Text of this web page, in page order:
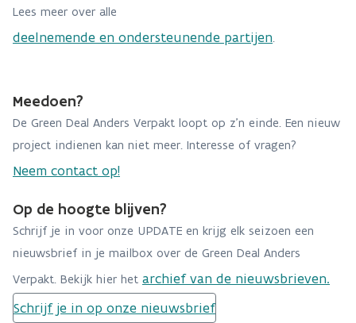
Lees meer over alle
deelnemende en ondersteunende partijen.
Meedoen?
De Green Deal Anders Verpakt loopt op z'n einde. Een nieuw
project indienen kan niet meer. Interesse of vragen?
Neem contact op!
Op de hoogte blijven?
Schrijf je in voor onze UPDATE en krijg elk seizoen een
nieuwsbrief in je mailbox over de Green Deal Anders
Verpakt. Bekijk hier het archief van de nieuwsbrieven.
Schrijf je in op onze nieuwsbrief